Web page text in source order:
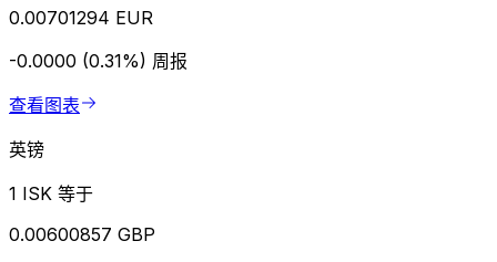
0.00701294 EUR
-0.0000 (0.31%) 周报
查看图表
英镑
1 ISK 等于
0.00600857 GBP